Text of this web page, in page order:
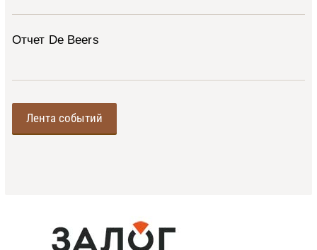
Отчет De Beers
Лента событий